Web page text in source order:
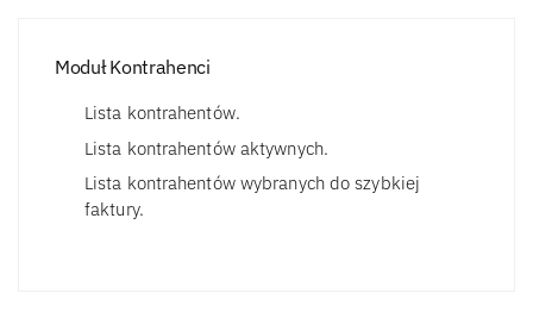
Moduł Kontrahenci
Lista kontrahentów.
Lista kontrahentów aktywnych.
Lista kontrahentów wybranych do szybkiej
faktury.